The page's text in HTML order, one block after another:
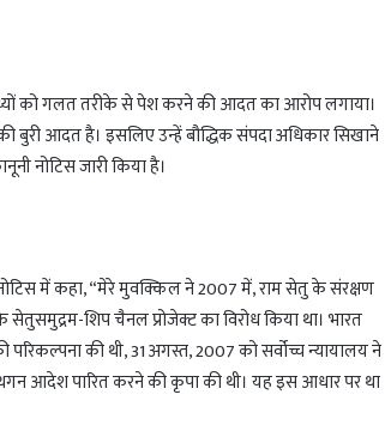
को गलत तरीके से पेश करने की आदत का आरोप लगाया।
बुरी आदत है। इसलिए उन्हें बौद्धिक संपदा अधिकार सिखाने
नोटिस जारी किया है।
में कहा, “मेरे मुवक्किल ने 2007 में, राम सेतु के संरक्षण
शिप चैनल प्रोजेक्ट का विरोध किया था। भारत
परिकल्पना की थी, 31 अगस्त, 2007 को सर्वोच्च न्यायालय ने
आदेश पारित करने की कृपा की थी। यह इस आधार पर था